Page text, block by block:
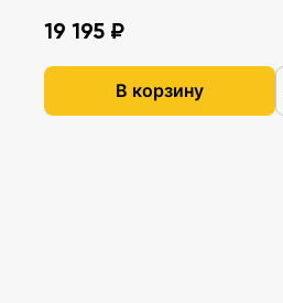
19 195 ₽
В корзину